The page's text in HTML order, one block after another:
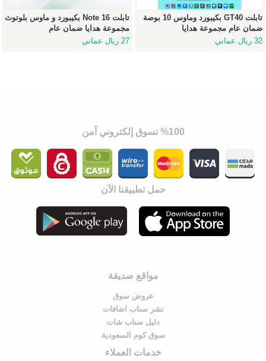
تابلت Note 16 بكيبورد و ماوس بلوتوث
مجموعة هدايا ضمان عام
27 ريال عماني
تابلت GT40 بكيبورد وماوس 10 بوصة
ضمان عام مجموعة هدايا
32 ريال عماني
%100 تسوق إلكتروني آمن
حمل تطبيقنا الآن
مواقع صديقة
عروض سوق
نشر سناب اضافات
دليل سناب شات
سوق كوم السعودية
خدمات العملاء